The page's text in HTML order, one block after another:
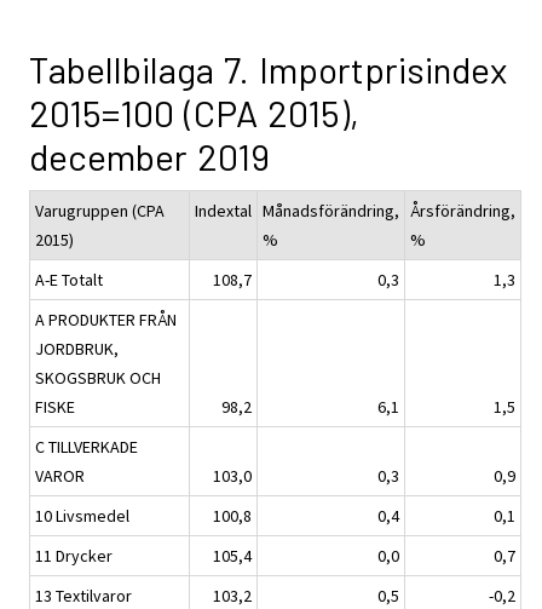
Tabellbilaga 7. Importprisindex
2015=100 (CPA 2015),
december 2019
Varugruppen (CPA
2015)
Indextal Månadsförändring,
%
Årsförändring,
%
A-E Totalt
108,7 0,3
1,3
A PRODUKTER FRÅN
JORDBRUK,
SKOGSBRUK OCH
FISKE
98,2 6,1
1,5
C TILLVERKADE
VAROR
103,0 0,3
0,9
10 Livsmedel
100,8 0,4
0,1
11 Drycker
105,4 0,0
0,7
13 Textilvaror
103,2 0,5
-0,2